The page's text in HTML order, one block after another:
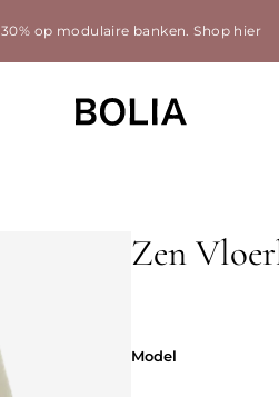
30% op modulaire banken.Shop hier
Zen
Model